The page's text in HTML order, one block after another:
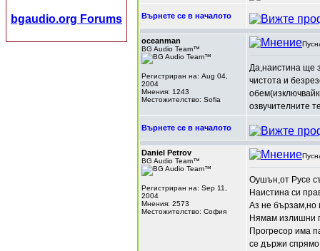
bgaudio.org Forums Върнете се в началото
oceanman
BG Audio Team™
Регистриран на: Aug 04,
2004
Мнения: 1243
Местожителство: Sofia
Да,наистина ще
чистота и
озвучителните
Върнете се в началото
Daniel Petrov
BG Audio Team™
Регистриран на: Sep 11,
2004
Мнения: 2573
Местожителство: София
Оушън,от Русе
Наистина си
Аз не бързам,но
Нямам излишни
Прогресор има
се държи спрямо